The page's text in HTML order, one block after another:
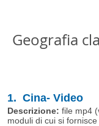
Geografia
1. Cina- Video
Descrizione: file mp4
moduli di cui si